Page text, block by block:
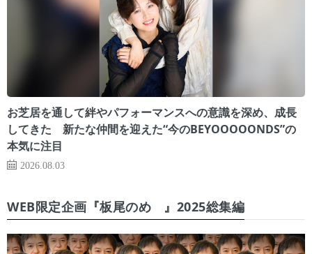
お芝居を通して絆やパフォーマンスへの意識を深め、成長
してきた 新たな仲間を迎えた“今のBEYOOOOONDS”の
本気に注目
2026.08.03
WEB限定企画『板尾のめ゙』2025総集編